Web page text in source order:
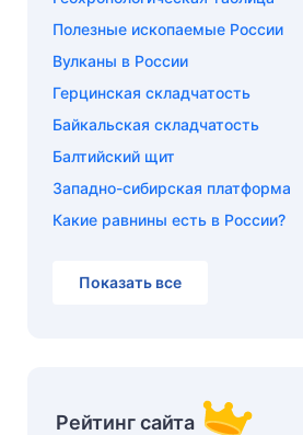
Полезные ископаемые России
Вулканы в России
Герцинская складчатость
Байкальская складчатость
Балтийский щит
Западно-сибирская платформа
Какие равнины есть в России?
Показать все
Рейтинг сайта